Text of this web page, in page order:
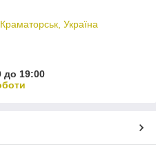
Україна
до 19:00